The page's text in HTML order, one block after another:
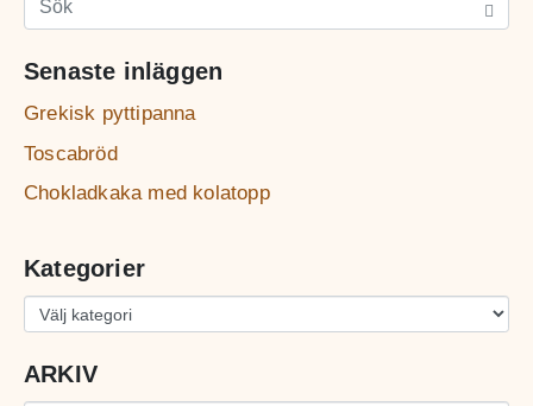
Senaste inläggen
Grekisk pyttipanna
Toscabröd
Chokladkaka med kolatopp
Kategorier
ARKIV